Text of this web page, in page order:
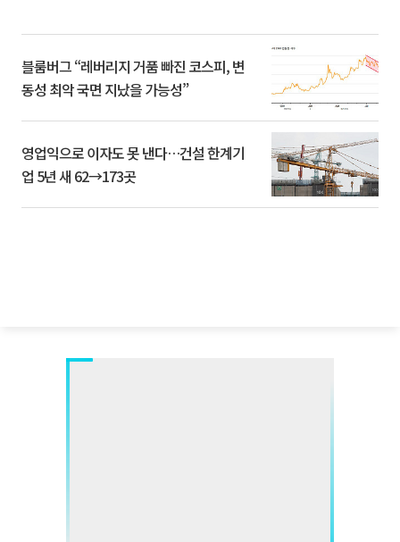
블룸버그 “레버리지 거품 빠진 코스피, 변
동성 최악 국면 지났을 가능성”
영업익으로 이자도 못 낸다…건설 한계기
업 5년 새 62→173곳